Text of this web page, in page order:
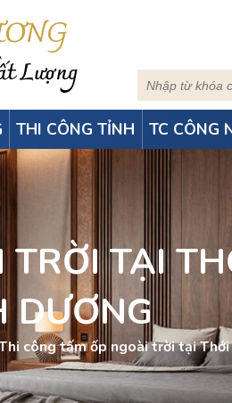
Lượng
THI CÔNG TỈNH TC CÔNG
TRỜI TẠI
DƯƠNG
công tấm ốp ngoài trời tại